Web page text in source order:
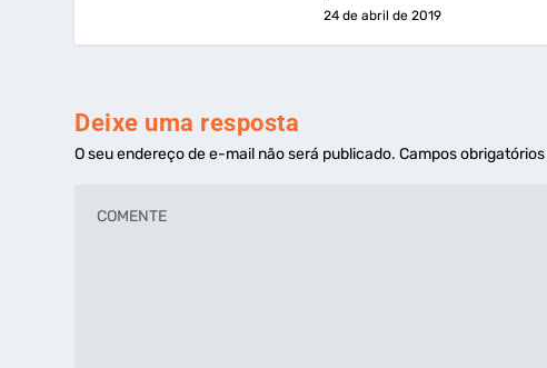
24 de abril de 2019
Deixe uma resposta
O seu endereço de e-mail não será publicado. Campos